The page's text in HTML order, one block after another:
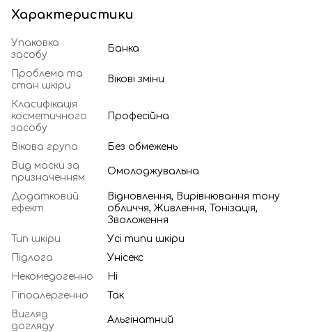
Характеристики
Упаковка
засобу
Банка
Проблема та
стан шкіри
Вікові зміни
Класифікація
косметичного
засобу
Професійна
Вікова група
Без обмежень
Вид маски за
призначенням
Омолоджувальна
Додатковий
ефект
Відновлення, Вирівнювання тону
обличчя, Живлення, Тонізація,
Зволоження
Тип шкіри
Усі типи шкіри
Підлога
Унісекс
Некомедогенно
Ні
Гіпоалергенно
Так
Вигляд
догляду
Альгінатний